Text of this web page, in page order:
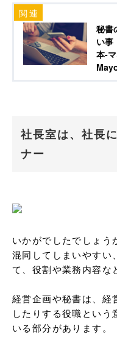
秘書
い事
本-
社長室は、社長
ナー
いかがでしたでしょう
混同してしまいやすい
て、役割や業務内容な
経営企画や秘書は、経
したりする役職という
いる部分があります。